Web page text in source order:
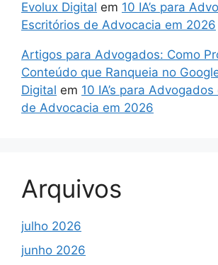
Evolux Digital em 10 IA’s para
Escritórios de Advocacia em 2026
Artigos para Advogados: Como
Conteúdo que Ranqueia no
Digital em 10 IA’s para
de Advocacia em 2026
Arquivos
julho 2026
junho 2026